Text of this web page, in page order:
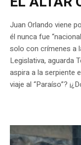
Juan Orlando viene
él nunca fue
solo con crímenes a
Legislativa, aguarda
aspira a la serpiente
viaje al “Paraíso”?